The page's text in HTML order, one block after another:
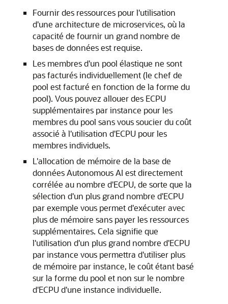
Fournir des ressources pour l'utilisation
d'une architecture de microservices, où la
capacité de fournir un grand nombre de
bases de données est requise.
Les membres d'un pool élastique ne sont
pas facturés individuellement (le chef de
pool est facturé en fonction de la forme du
pool). Vous pouvez allouer des ECPU
supplémentaires par instance pour les
membres du pool sans vous soucier du coût
associé à l'utilisation d'ECPU pour les
membres individuels.
L'allocation de mémoire de la base de
données Autonomous AI est directement
corrélée au nombre d'ECPU, de sorte que la
sélection d'un plus grand nombre d'ECPU
par exemple vous permet d'exécuter avec
plus de mémoire sans payer les ressources
supplémentaires. Cela signifie que
l'utilisation d'un plus grand nombre d'ECPU
par instance vous permettra d'utiliser plus
de mémoire par instance, le coût étant basé
sur la forme du pool et non sur le nombre
d'ECPU d'une instance individuelle.